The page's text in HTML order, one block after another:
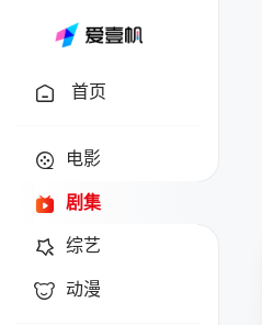
首页
电影
剧集
综艺
动漫